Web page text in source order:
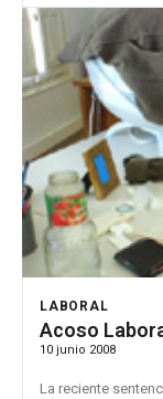
LABORAL
Acoso
10 junio 2008
La reciente